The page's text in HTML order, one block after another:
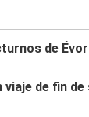
de
viaje de fin de